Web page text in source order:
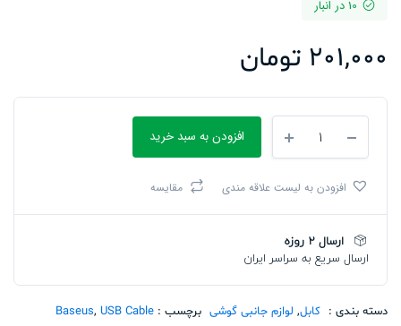
10 در انبار
201,000 تومان
Baseus
Pudding
Fast
Type-
C
20W
افزودن به سبد خرید
افزودن به لیست علاقه مندی مقایسه
ارسال 2 روزه
ارسال سریع به سراسر ایران
دسته بندی : کابل, لوازم جانبی گوشی برچسب : Baseus, USB Cable